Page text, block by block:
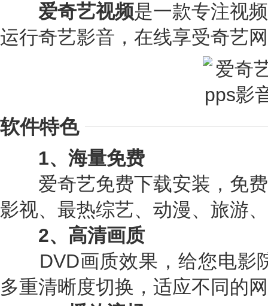
爱奇艺视频是一款专注视
运行奇艺影音，在线享受奇艺
软件特色
1、海量免费
爱奇艺免费下载安装，免费
影视、最热综艺、动漫、旅游
2、高清画质
DVD画质效果，给您电影
多重清晰度切换，适应不同的